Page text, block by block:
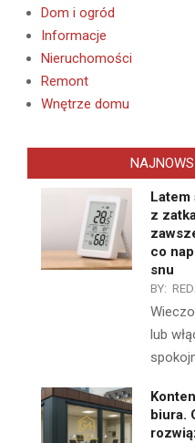
Dom i ogród
Informacje
Nieruchomości
Remont
Wnętrze domu
z
co
snu
BY:
lub
biura.